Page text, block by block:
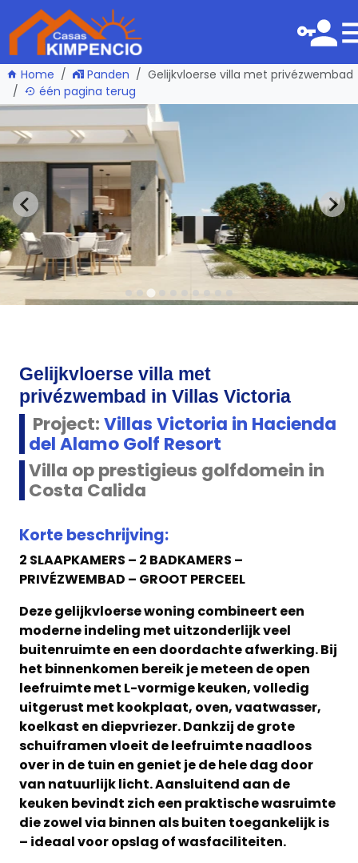
Home Panden
Gelijkvloerse villa met privézwembad
één pagina terug
Gelijkvloerse villa met
privézwembad in Villas Victoria
Project:Villas Victoria in Hacienda
del Alamo Golf Resort
Villa op prestigieus golfdomein in
Costa Calida
Korte beschrijving:
2 SLAAPKAMERS – 2 BADKAMERS –
PRIVÉZWEMBAD – GROOT PERCEEL
Deze gelijkvloerse woning combineert een
moderne indeling met uitzonderlijk veel
buitenruimte en een doordachte afwerking. Bij
het binnenkomen bereik je meteen de open
leefruimte met L-vormige keuken, volledig
uitgerust met kookplaat, oven, vaatwasser,
koelkast en diepvriezer. Dankzij de grote
schuiframen vloeit de leefruimte naadloos
over in de tuin en geniet je de hele dag door
van natuurlijk licht. Aansluitend aan de
keuken bevindt zich een praktische wasruimte
die zowel via binnen als buiten toegankelijk is
– ideaal voor opslag of wasfaciliteiten.